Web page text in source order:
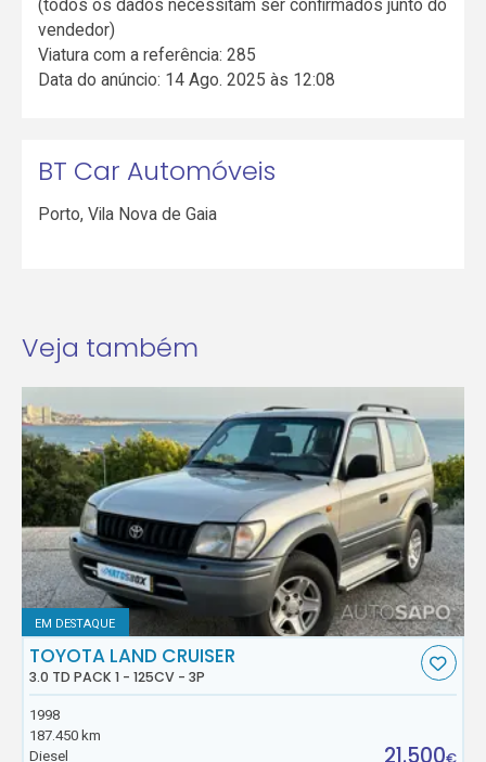
(todos os dados necessitam ser confirmados junto do
vendedor)
Viatura com a referência: 285
Data do anúncio: 14 Ago. 2025 às 12:08
BT Car Automóveis
Porto,Vila Nova de Gaia
Veja também
EM DESTAQUE
TOYOTA LAND CRUISER
3.0 TD PACK 1 - 125CV - 3P
1998
187.450 km
Diesel
21.500€